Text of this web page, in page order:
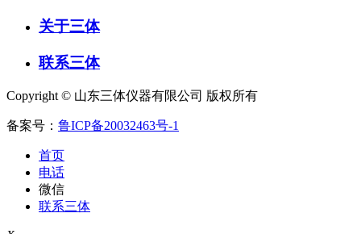
关于三体
联系三体
Copyright © 山东三体仪器有限公司 版权所有
备案号： 鲁ICP备20032463号-1
首页
电话
微信
联系三体